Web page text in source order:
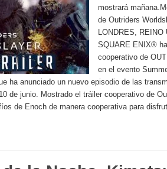
mostrará
de Outriders
LONDRES, REINO
SQUARE ENIX®
cooperativo de
en el evento
ha anunciado un nuevo episodio de las
de junio. Mostrado el tráiler cooperativo de
de Enoch de manera cooperativa para